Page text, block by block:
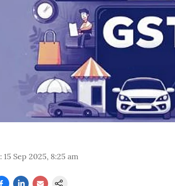
: 15 Sep 2025, 8:25 am